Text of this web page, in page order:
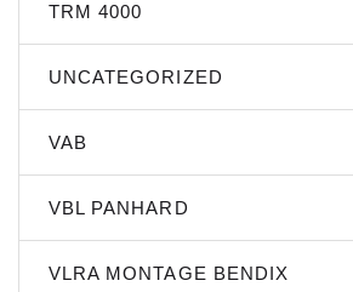
TRM 4000
UNCATEGORIZED
VAB
VBL PANHARD
VLRA MONTAGE BENDIX